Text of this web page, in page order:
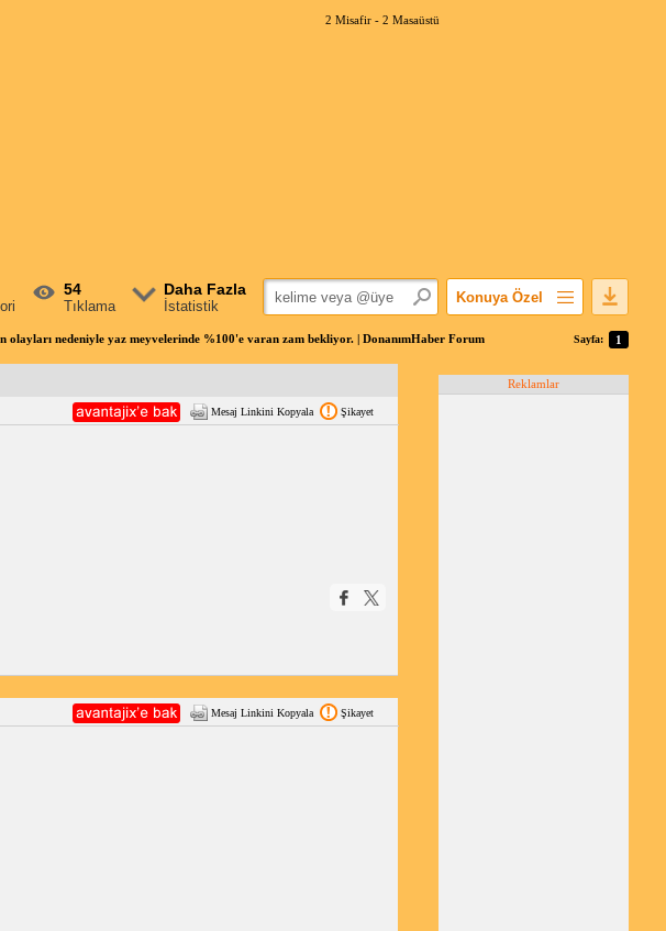
2 Misafir - 2 Masaüstü
54
Tıklama
Daha Fazla
İstatistik
Konuya Özel
Popüler Mesajlar
olayları nedeniyle yaz meyvelerinde %100'e varan zam bekliyor. | DonanımHaber Forum Sayfa: 1
Mesaj Linkini Kopyala Şikayet
Mesaj Linkini Kopyala Şikayet
Reklamlar